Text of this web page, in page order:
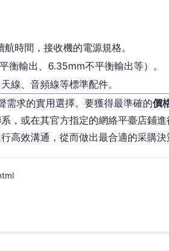
時間，接收機的電源規格。
衡輸出、6.35mm不平衡輸出等）。
線、音頻線等標準配件。
求的實用選擇。要獲得最準確的價
，或在其官方指定的網絡平臺店鋪
高效溝通，從而做出最合適的采購決